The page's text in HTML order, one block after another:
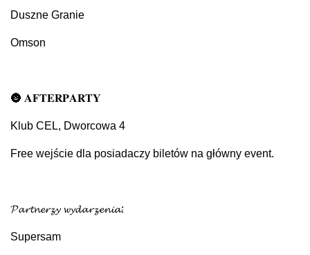
Duszne Granie
Omson
🌚 𝐀𝐅𝐓𝐄𝐑𝐏𝐀𝐑𝐓𝐘
Klub CEL, Dworcowa 4
Free wejście dla posiadaczy biletów na główny event.
𝓟𝓪𝓻𝓽𝓷𝓮𝓻𝔃𝔂 𝔀𝔂𝓭𝓪𝓻𝔃𝓮𝓷𝓲𝓪:
Supersam